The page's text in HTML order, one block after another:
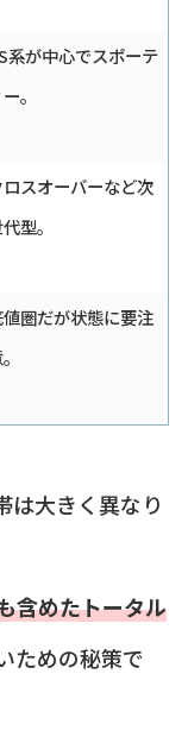
系が中心でスポーテ
。
ロスオーバーなど次
型。
値圏だが状態に要注
は大きく異なり
含めたトータル
ための秘策で